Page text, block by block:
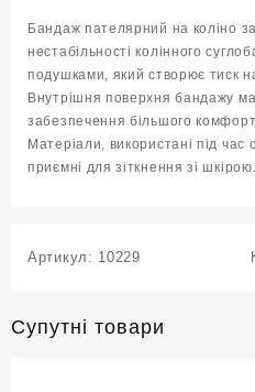
L
Бандаж пателярний на коліно
нестабільності колінного
подушками, який створює тиск
Внутрішня поверхня бандажу
забезпечення більшого
Матеріали, використані під час
приємні для зіткнення зі шкірою.
Артикул: 10229
Супутні товари